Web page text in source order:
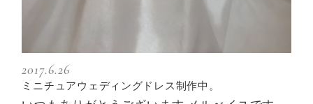
2017.6.26
ミニチュアウェディングドレス制作中。